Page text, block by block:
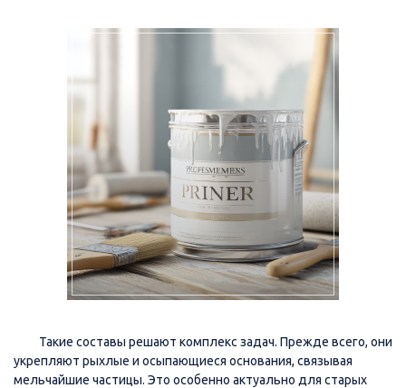
Такие составы решают комплекс задач. Прежде всего, они
укрепляют рыхлые и осыпающиеся основания, связывая
мельчайшие частицы. Это особенно актуально для старых